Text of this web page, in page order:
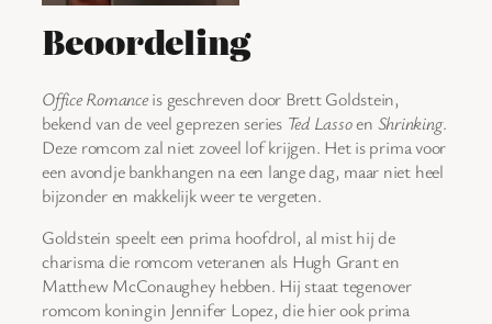
Beoordeling
Office Romanceis geschreven door Brett Goldstein,
bekend van de veel geprezen series Ted Lassoen Shrinking.
Deze romcom zal niet zoveel lof krijgen. Het is prima voor
een avondje bankhangen na een lange dag, maar niet heel
bijzonder en makkelijk weer te vergeten.
Goldstein speelt een prima hoofdrol, al mist hij de
charisma die romcom veteranen als Hugh Grant en
Matthew McConaughey hebben. Hij staat tegenover
romcom koningin Jennifer Lopez, die hier ook prima